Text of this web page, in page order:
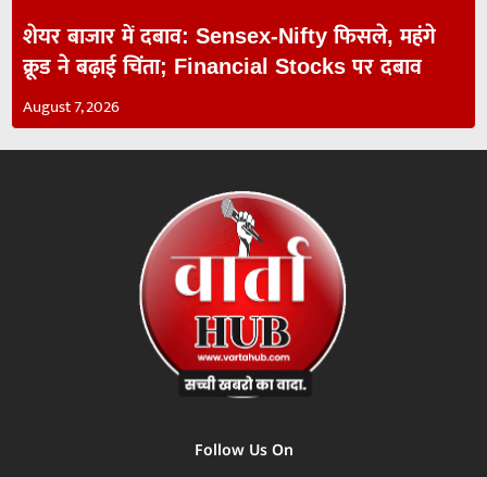
शेयर बाजार में दबाव: Sensex-Nifty फिसले, महंगे
क्रूड ने बढ़ाई चिंता; Financial Stocks पर दबाव
August 7, 2026
Follow Us On